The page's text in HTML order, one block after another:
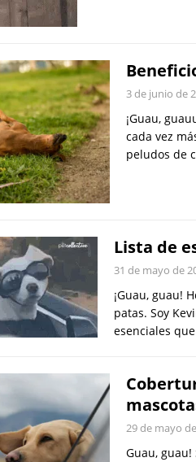
3 de junio de
¡Guau,
cada vez
peludos de
Lista de
31 de mayo de
¡Guau, guau!
patas. Soy
esenciales
29 de mayo
Guau,